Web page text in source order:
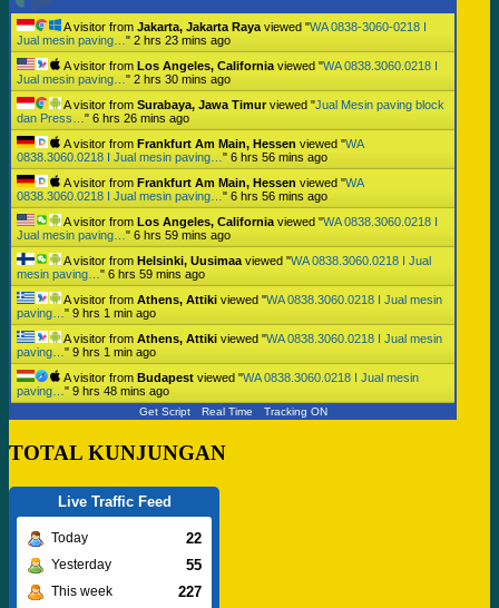
A visitor from Jakarta, Jakarta Raya viewed "WA 0838-3060-0218 I
Jual mesin paving… " 2 hrs 23 mins ago
A visitor from Los Angeles, California viewed "WA 0838.3060.0218 I
Jual mesin paving… " 2 hrs 30 mins ago
A visitor from Surabaya, Jawa Timurviewed "Jual Mesin paving block
dan Press… " 6 hrs 26 mins ago
A visitor from Frankfurt Am Main, Hessen viewed "WA
0838.3060.0218 I Jual mesin paving… " 6 hrs 56 mins ago
A visitor from Frankfurt Am Main, Hessen viewed "WA
0838.3060.0218 I Jual mesin paving… " 6 hrs 56 mins ago
A visitor from Los Angeles, California viewed "WA 0838.3060.0218 I
Jual mesin paving… " 6 hrs 59 mins ago
A visitor from Helsinki, Uusimaa viewed "WA 0838.3060.0218 I Jual
mesin paving… " 6 hrs 59 mins ago
A visitor from Athens, Attiki viewed "WA 0838.3060.0218 I Jual mesin
paving… " 9 hrs 1 min ago
A visitor from Athens, Attiki viewed "WA 0838.3060.0218 I Jual mesin
paving… " 9 hrs 1 min ago
A visitor from Budapest viewed "WA 0838.3060.0218 I Jual mesin
paving… " 9 hrs 48 mins ago
Get Script Real Time Tracking ON
TOTAL KUNJUNGAN
Live Traffic Feed
Today 22
Yesterday 55
This week 227